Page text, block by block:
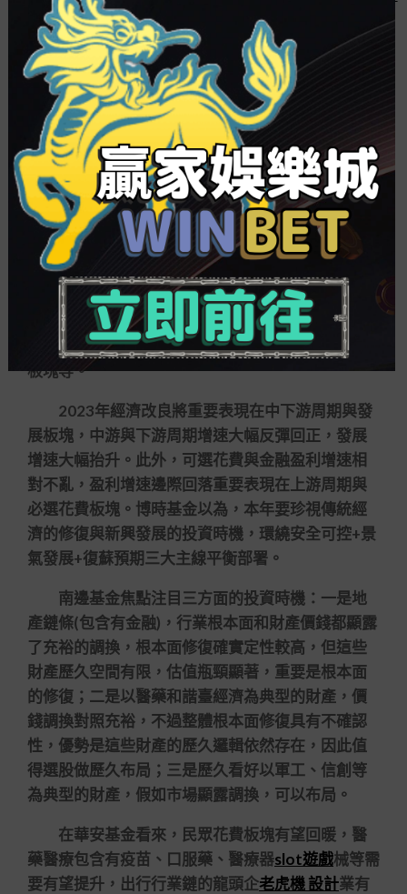
現。嘉實基金以為，基于香港經濟根本面緊跟國內
的經濟走勢，假如來歲國內經濟從底部開端復蘇，
而美國經濟開端高位下行，疊加來歲美聯儲加息的
步伐放緩，對港股相對對照有利，盈利修復會動員
估值的增加。
中歐基金仍然講求股債平衡部署，以為股票目
前相對代價更高。對于危害因素，其以為，在經濟
衰退期要側重防危害，一防盈利下行超預期，二防
海外流動性緊縮超預期。
平衡部署注目多方面時機
談及后續的部署思路，多家頭部基金公司給出
的要害詞是平衡，從部署方位上看，重要聚焦在景
氣量較高的發展板塊、穩增長關連領域以及大安全
板塊等。
2023年經濟改良將重要表現在中下游周期與發
展板塊，中游與下游周期增速大幅反彈回正，發展
增速大幅抬升。此外，可選花費與金融盈利增速相
對不亂，盈利增速邊際回落重要表現在上游周期與
必選花費板塊。博時基金以為，本年要珍視傳統經
濟的修復與新興發展的投資時機，環繞安全可控+景
氣發展+復蘇預期三大主線平衡部署。
南邊基金焦點注目三方面的投資時機：一是地
產鏈條(包含有金融)，行業根本面和財產價錢都顯露
了充裕的調換，根本面修復確實定性較高，但這些
財產歷久空間有限，估值瓶頸顯著，重要是根本面
的修復；二是以醫藥和諧臺經濟為典型的財產，價
錢調換對照充裕，不過整體根本面修復具有不確認
性，優勢是這些財產的歷久邏輯依然存在，因此值
得選股做歷久布局；三是歷久看好以軍工、信創等
為典型的財產，假如市場顯露調換，可以布局。
在華安基金看來，民眾花費板塊有望回暖，醫
藥醫療包含有疫苗、口服藥、醫療器slot遊戲械等需
要有望提升，出行行業鏈的龍頭企老虎機 設計業有